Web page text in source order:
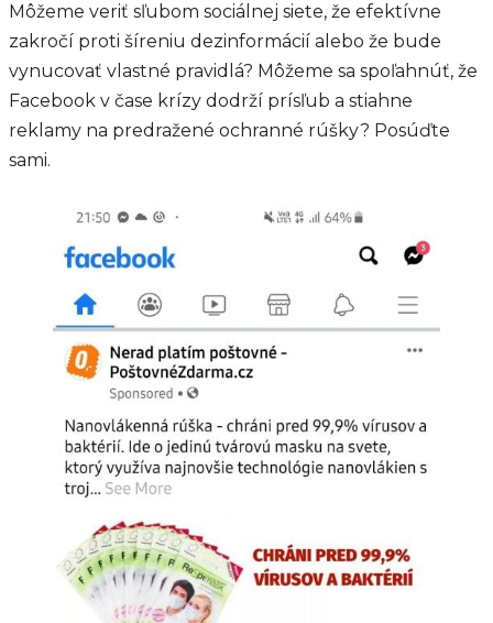
Môžeme veriť sľubom sociálnej siete, že efektívne
zakročí proti šíreniu dezinformácií alebo že bude
vynucovať vlastné pravidlá? Môžeme sa spoľahnúť, že
Facebook v čase krízy dodrží prísľub a stiahne
reklamy na predražené ochranné rúšky? Posúďte
sami.